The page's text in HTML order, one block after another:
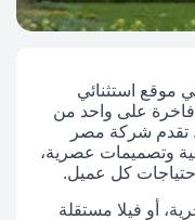
موقع استثنائي
فاخرة على واحد من
تقدم شركة مصر
وتصميمات عصرية،
كل عميل.
أو فيلا مستقلة